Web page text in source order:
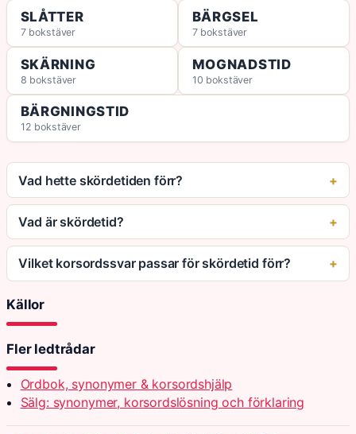
SLÅTTER
7 bokstäver
BÄRGSEL
7 bokstäver
SKÄRNING
8 bokstäver
MOGNADSTID
10 bokstäver
BÄRGNINGSTID
12 bokstäver
Vad hette skördetiden förr?
Vad är skördetid?
Vilket korsordssvar passar för skördetid förr?
Källor
Fler ledtrådar
Ordbok, synonymer & korsordshjälp
Sälg: synonymer, korsordslösning och förklaring